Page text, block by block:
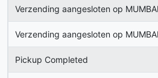
Verzending aangesloten op
Verzending aangesloten op
Pickup Completed